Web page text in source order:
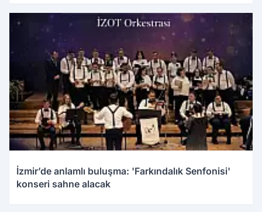
İzmir’de anlamlı buluşma: 'Farkındalık Senfonisi'
konseri sahne alacak